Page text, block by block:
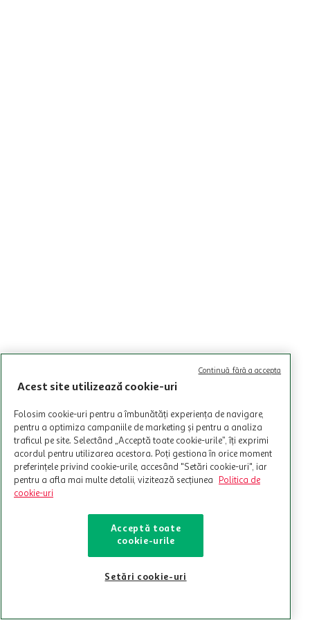
Acest site utilizează cookie-uri
Folosim cookie-uri pentru a îmbunătăți experiența de navigare,
pentru a optimiza campaniile de marketing și pentru a analiza
traficul pe site. Selectând „Acceptă toate cookie-urile”, îți exprimi
acordul pentru utilizarea acestora. Poți gestiona în orice moment
preferințele privind cookie-urile, accesând "Setări cookie-uri", iar
pentru a afla mai multe detalii, vizitează secțiunea
Politica de
cookie-uri
Acceptă toate
cookie-urile
Setări cookie-uri
Continuă fără a accepta